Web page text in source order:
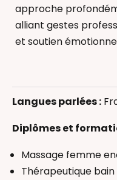
approche
alliant gestes
et soutien
Massage enfant
Massage femme
Réflexologie bébé
Langues parlées :
Diplômes et
Massage femme
Thérapeutique